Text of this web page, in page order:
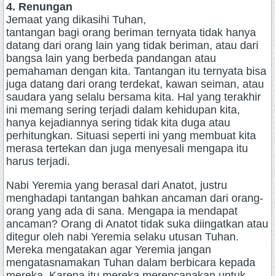
4. Renungan
Jemaat yang dikasihi Tuhan,
tantangan bagi orang beriman ternyata tidak hanya
datang dari orang lain yang tidak beriman, atau dari
bangsa lain yang berbeda pandangan atau
pemahaman dengan kita. Tantangan itu ternyata bisa
juga datang dari orang terdekat, kawan seiman, atau
saudara yang selalu bersama kita. Hal yang terakhir
ini memang sering terjadi dalam kehidupan kita,
hanya kejadiannya sering tidak kita duga atau
perhitungkan. Situasi seperti ini yang membuat kita
merasa tertekan dan juga menyesali mengapa itu
harus terjadi.
Nabi Yeremia yang berasal dari Anatot, justru
menghadapi tantangan bahkan ancaman dari orang-
orang yang ada di sana. Mengapa ia mendapat
ancaman? Orang di Anatot tidak suka diingatkan atau
ditegur oleh nabi Yeremia selaku utusan Tuhan.
Mereka mengatakan agar Yeremia jangan
mengatasnamakan Tuhan dalam berbicara kepada